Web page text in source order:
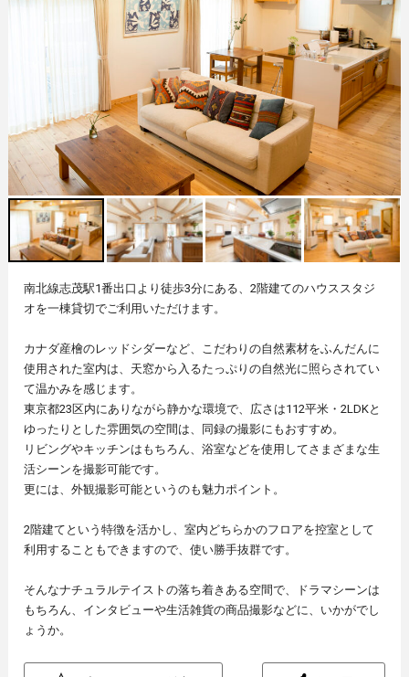
南北線志茂駅1番出口より徒歩3分にある、2階建てのハウススタジ
オを一棟貸切でご利用いただけます。
カナダ産檜のレッドシダーなど、こだわりの自然素材をふんだんに
使用された室内は、天窓から入るたっぷりの自然光に照らされてい
て温かみを感じます。
東京都23区内にありながら静かな環境で、広さは112平米・2LDKと
ゆったりとした雰囲気の空間は、同録の撮影にもおすすめ。
リビングやキッチンはもちろん、浴室などを使用してさまざまな生
活シーンを撮影可能です。
更には、外観撮影可能というのも魅力ポイント。
2階建てという特徴を活かし、室内どちらかのフロアを控室として
利用することもできますので、使い勝手抜群です。
そんなナチュラルテイストの落ち着きある空間で、ドラマシーンは
もちろん、インタビューや生活雑貨の商品撮影などに、いかがでし
ょうか。